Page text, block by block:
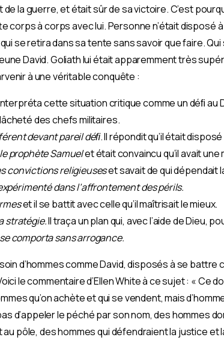
la guerre, et était sûr de sa victoire. C’est
corps à corps avec lui. Personne n’était disposé
qui se retira dans sa tente sans savoir que faire.
David. Goliath lui était apparemment très
à une véritable conquête :
cette situation critique comme un déﬁ au
des chefs militaires.
devant pareil déﬁ. Il répondit qu’il était
prophète Samuelet était convaincu qu’il avait une
convictions religieuseset savait de qui dépendait
dans l’affrontement des périls.
et il se battit avec celle qu’il maîtrisait le mieux.
stratégie.Il traça un plan qui, avec l’aide de Dieu,
comporta sans arrogance.
d’hommes comme David, disposés à se
le commentaire d’Ellen White à ce sujet : « Ce
qu’on achète et qui se vendent, mais
d’appeler le péché par son nom, des hommes
pôle, des hommes qui défendraient la justice et